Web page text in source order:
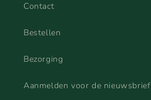
Contact
Bestellen
Bezorging
Aanmelden voor de nieuwsbrief